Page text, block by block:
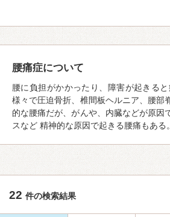
腰痛症について
腰に負担がかかったり、障害が起きる
様々で圧迫骨折、椎間板ヘルニア、腰部
的な腰痛だが、がんや、内臓などが原因
スなど 精神的な原因で起きる腰痛もある。
22 件の検索結果